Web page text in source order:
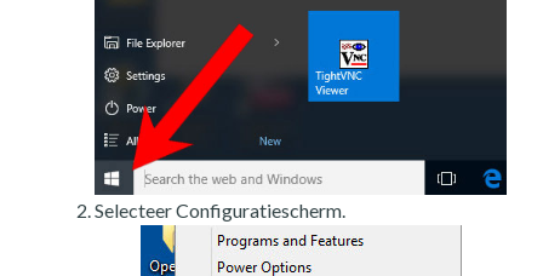
Selecteer Configuratiescherm.